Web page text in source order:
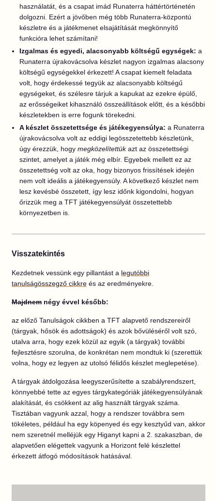
használatát, és a csapat imád Runaterra háttértörténetén
dolgozni. Ezért a jövőben még több Runaterra-központú
készletre és a játékmenet elsajátítását megkönnyítő
funkcióra lehet számítani!
Izgalmas és egyedi, alacsonyabb költségű egységek: a
Runaterra újrakovácsolva készlet nagyon izgalmas alacsony
költségű egységekkel érkezett! A csapat kiemelt feladata
volt, hogy érdekessé tegyük az alacsonyabb költségű
egységeket, és szélesre tárjuk a kapukat az ezekre épülő,
az erősségeiket kihasználó összeállítások előtt, és a későbbi
készletekben is erre fogunk törekedni.
A készlet összetettsége és játékegyensúlya: a Runaterra
újrakovácsolva volt az eddigi legösszetettebb készletünk,
úgy érezzük, hogy megközelítettükazt az összetettségi
szintet, amelyet a játék még elbír. Egyebek mellett ez az
összetettség volt az oka, hogy bizonyos frissítések idején
nem volt ideális a játékegyensúly. A következő készlet nem
lesz kevésbé összetett, így lesz időnk kigondolni, hogyan
őrizzük meg a TFT játékegyensúlyát összetettebb
környezetben is.
Visszatekintés
Kezdetnek vessünk egy pillantást a legutóbbi
tanulságösszegző cikkre és az eredményekre.
Majdnem négy évvel később:
az előző Tanulságok cikkben a TFT alapvető rendszereiről
(tárgyak, hősök és adottságok) és azok bővüléséről volt szó,
utalva arra, hogy ezek közül az egyik (a tárgyak) további
fejlesztésre szorulna, de konkrétan nem mondtuk ki (szerettük
volna, hogy ez legyen az utolsó félidős készlet meglepetése).
A tárgyak átdolgozása leegyszerűsítette a szabályrendszert,
könnyebbé tette az egyes tárgykategóriák játékegyensúlyának
alakítását, és csökkent az alig használt tárgyak száma.
Tisztában vagyunk azzal, hogy a rendszer továbbra sem
tökéletes, például ha egy köpenyed és egy kesztyűd van, akkor
nem szeretnél melléjük egy Higanyt kapni a 2. szakaszban, de
alapvetően elégettek vagyunk a Horizont felé készlettel
érkezett átfogó módosítások hatásával.